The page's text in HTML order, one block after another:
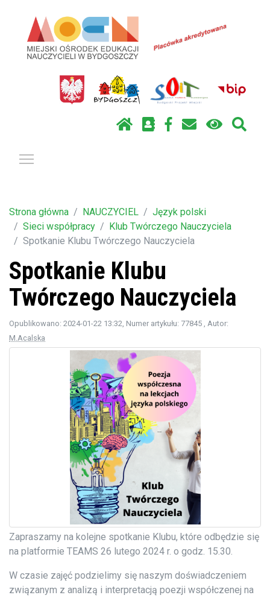
Strona główna NAUCZYCIEL
Język polski
Sieci współpracy
Klub Twórczego Nauczyciela
Spotkanie Klubu Twórczego Nauczyciela
Spotkanie Klubu
Twórczego Nauczyciela
Opublikowano: 2024-01-22 13:32 , Numer artykułu: 77845
, Autor:
M.Acalska
Zapraszamy na kolejne spotkanie Klubu, które odbędzie się
na platformie TEAMS 26 lutego 2024 r. o godz. 15.30.
W czasie zajęć podzielimy się naszym doświadczeniem
związanym z analizą i interpretacją poezji współczenej na